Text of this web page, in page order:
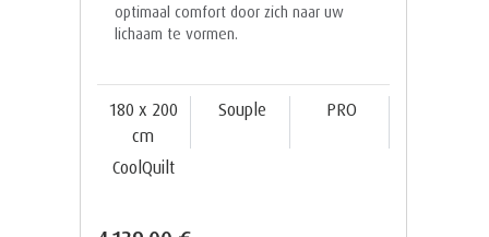
optimaal comfort door zich naar uw
lichaam te vormen.
180 x 200
cm
Souple PRO
CoolQuilt